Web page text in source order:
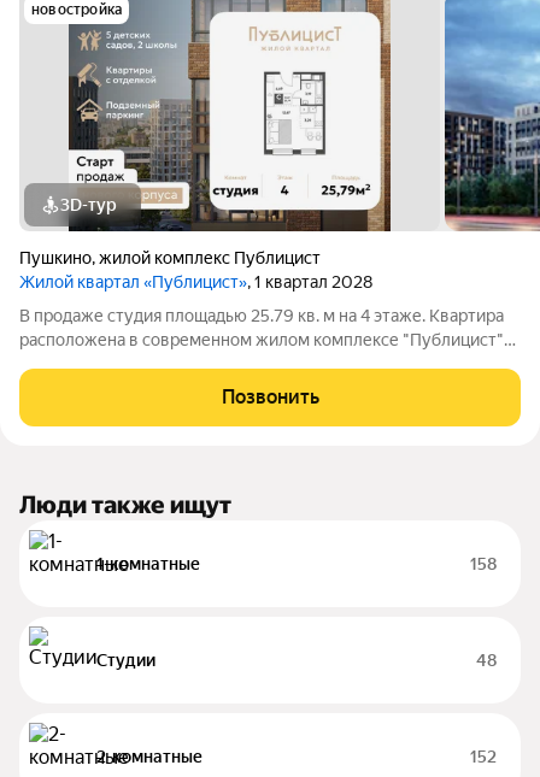
новостройка
3D-тур
Пушкино,жилой комплекс Публицист
Жилой квартал «Публицист», 1 квартал 2028
В продаже студия площадью 25.79 кв. м на 4 этаже. Квартира
расположена в современном жилом комплексе "Публицист"
площадью 62.46 кв. м на 10 этаже. Квартира расположена в
современном жилом
Позвонить
Люди также ищут
1-комнатные 158
Студии 48
2-комнатные 152